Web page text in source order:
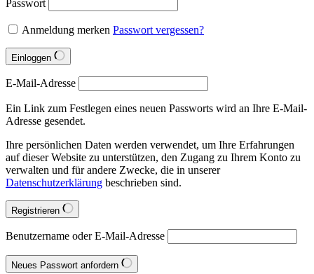
Passwort
Anmeldung merken Passwort vergessen?
Einloggen
E-Mail-Adresse
Ein Link zum Festlegen eines neuen Passworts wird an Ihre E-Mail-
Adresse gesendet.
Ihre persönlichen Daten werden verwendet, um Ihre Erfahrungen
auf dieser Website zu unterstützen, den Zugang zu Ihrem Konto zu
verwalten und für andere Zwecke, die in unserer
Datenschutzerklärung beschrieben sind.
Registrieren
Benutzername oder E-Mail-Adresse
Neues Passwort anfordern